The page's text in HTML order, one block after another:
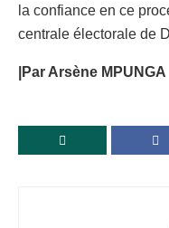
la confiance en ce
centrale électorale de
|Par Arsène MPUNGA